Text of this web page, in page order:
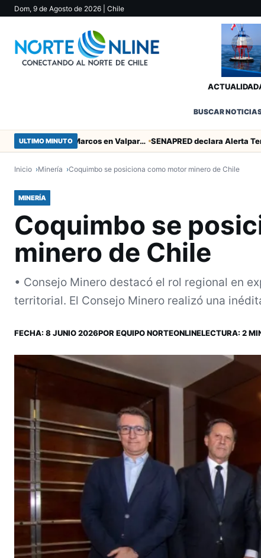
Dom, 9 de Agosto de 2026 | Chile
ACTUALIDAD
BUSCAR
ULTIMO MINUTO Heroico empate de San Marcos en Valparaíso
Inicio Minería Coquimbo se posiciona como motor minero de Chile
MINERÍA
Coquimbo se
minero de Chile
• Consejo Minero destacó el rol regional en
territorial. El Consejo Minero realizó una
FECHA: 8 JUNIO 2026POR EQUIPO NORTEONLINELECTURA: 2